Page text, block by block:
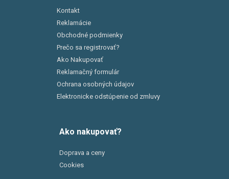
Kontakt
Reklamácie
Obchodné podmienky
Prečo sa registrovať?
Ako Nakupovať
Reklamačný formulár
Ochrana osobných údajov
Elektronicke odstúpenie od zmluvy
Ako nakupovať?
Doprava a ceny
Cookies